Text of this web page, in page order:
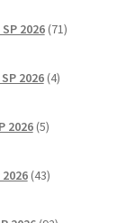
2026 71izdelkov
2026 4izdelki
2026 5izdelkov
43izdelkov